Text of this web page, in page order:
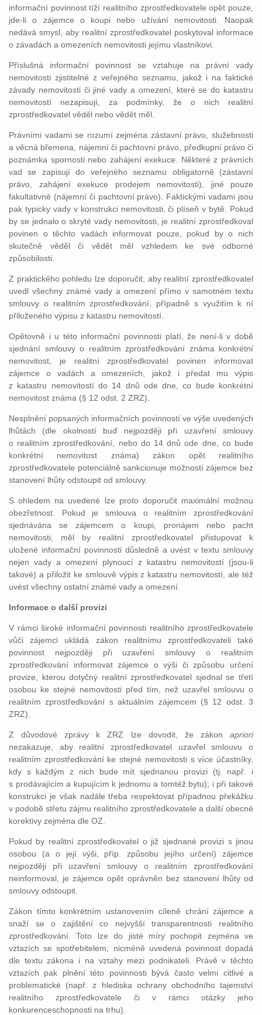
informační povinnost tíží realitního zprostředkovatele opět pouze,
jde-li o zájemce o koupi nebo užívání nemovitosti. Naopak
nedává smysl, aby realitní zprostředkovatel poskytoval informace
o závadách a omezeních nemovitosti jejímu vlastníkovi.
Příslušná informační povinnost se vztahuje na právní vady
nemovitosti zjistitelné z veřejného seznamu, jakož i na faktické
závady nemovitosti či jiné vady a omezení, které se do katastru
nemovitostí nezapisují, za podmínky, že o nich realitní
zprostředkovatel věděl nebo vědět měl.
Právními vadami se rozumí zejména zástavní právo, služebnosti
a věcná břemena, nájemní či pachtovní právo, předkupní právo či
poznámka spornosti nebo zahájení exekuce. Některé z právních
vad se zapisují do veřejného seznamu obligatorně (zástavní
právo, zahájení exekuce prodejem nemovitosti), jiné pouze
fakultativně (nájemní či pachtovní právo). Faktickými vadami jsou
pak typicky vady v konstrukci nemovitosti, či plíseň v bytě. Pokud
by se jednalo o skryté vady nemovitosti, je realitní zprostředkoval
povinen o těchto vadách informovat pouze, pokud by o nich
skutečně věděl či vědět měl vzhledem ke své odborné
způsobilosti.
Z praktického pohledu lze doporučit, aby realitní zprostředkovatel
uvedl všechny známé vady a omezení přímo v samotném textu
smlouvy o realitním zprostředkování, případně s využitím k ní
přiloženého výpisu z katastru nemovitostí.
Opětovně i u této informační povinnosti platí, že není-li v době
sjednání smlouvy o realitním zprostředkování známa konkrétní
nemovitost, je realitní zprostředkovatel povinen informovat
zájemce o vadách a omezeních, jakož i předat mu výpis
z katastru nemovitostí do 14 dnů ode dne, co bude konkrétní
nemovitost známa (§ 12 odst. 2 ZRZ).
Nesplnění popsaných informačních povinností ve výše uvedených
lhůtách (dle okolností buď nejpozději při uzavření smlouvy
o realitním zprostředkování, nebo do 14 dnů ode dne, co bude
konkrétní nemovitost známa) zákon opět realitního
zprostředkovatele potenciálně sankcionuje možností zájemce bez
stanovení lhůty odstoupit od smlouvy.
S ohledem na uvedené lze proto doporučit maximální možnou
obezřetnost. Pokud je smlouva o realitním zprostředkování
sjednávána se zájemcem o koupi, pronájem nebo pacht
nemovitosti, měl by realitní zprostředkovatel přistupovat k
uložené informační povinnosti důsledně a uvést v textu smlouvy
nejen vady a omezení plynoucí z katastru nemovitostí (jsou-li
takové) a přiložit ke smlouvě výpis z katastru nemovitostí, ale též
uvést všechny ostatní známé vady a omezení.
Informace o další provizi
V rámci široké informační povinnosti realitního zprostředkovatele
vůči zájemci ukládá zákon realitnímu zprostředkovateli také
povinnost nejpozději při uzavření smlouvy o realitním
zprostředkování informovat zájemce o výši či způsobu určení
provize, kterou dotyčný realitní zprostředkovatel sjednal se třetí
osobou ke stejné nemovitosti před tím, než uzavřel smlouvu o
realitním zprostředkování s aktuálním zájemcem (§ 12 odst. 3
ZRZ).
Z důvodové zprávy k ZRZ lze dovodit, že zákon apriori
nezakazuje, aby realitní zprostředkovatel uzavřel smlouvu o
realitním zprostředkování ke stejné nemovitosti s více účastníky,
kdy s každým z nich bude mít sjednanou provizi (tj. např. i
s prodávajícím a kupujícím k jednomu a tomtéž bytu); i při takové
konstrukci je však nadále třeba respektovat případnou překážku
v podobě střetu zájmu realitního zprostředkovatele a další obecné
korektivy zejména dle OZ.
Pokud by realitní zprostředkovatel o již sjednané provizi s jinou
osobou (a o její výši, příp. způsobu jejího určení) zájemce
nejpozději při uzavření smlouvy o realitním zprostředkování
neinformoval, je zájemce opět oprávněn bez stanovení lhůty od
smlouvy odstoupit.
Zákon tímto konkrétním ustanovením cíleně chrání zájemce a
snaží se o zajištění co nejvyšší transparentnosti realitního
zprostředkování. Toto lze do jisté míry pochopit zejména ve
vztazích se spotřebitelem, nicméně uvedená povinnost dopadá
dle textu zákona i na vztahy mezi podnikateli. Právě v těchto
vztazích pak plnění této povinnosti bývá často velmi citlivé a
problematické (např. z hlediska ochrany obchodního tajemství
realitního zprostředkovatele či v rámci otázky jeho
konkurenceschopnosti na trhu).